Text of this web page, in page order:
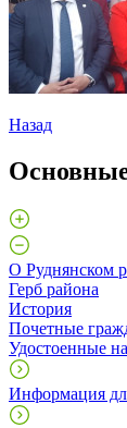
Назад
О Руднянском
Герб района
История
Почетные
Удостоенные
Информация